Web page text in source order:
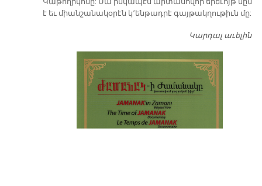
Կաթողիկոսը: Սա իսկապէս արտասովոր երեւոյթ մըն
է եւ միանշանակօրէն կ՚ենթադրէ գայթակղութիւն մը:
Կարդալ աւելին